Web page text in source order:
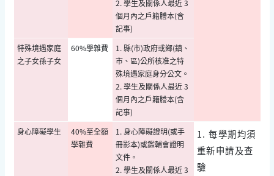
2. 學生及關係人最近 3
個月內之戶籍謄本(含
記事)
特殊境遇家庭
之子女孫子女
60%學雜費
1. 縣(市)政府或鄉(鎮、
市、區)公所核准之特
殊境遇家庭身分公文。
2. 學生及關係人最近 3
個月內之戶籍謄本(含
記事)
身心障礙學生
40%至全額
學雜費
1. 身心障礙證明(或手
冊影本)或鑑輔會證明
文件。
2. 學生及關係人最近 3
1. 每學期均須
重新申請及查
驗